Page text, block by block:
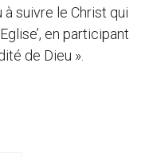
à suivre le Christ qui
en participant
de Dieu ».